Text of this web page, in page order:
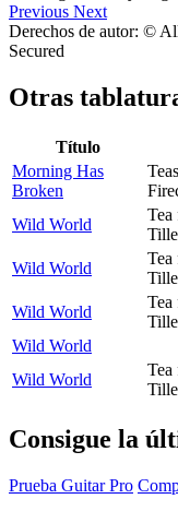
Previous Next
Derechos de autor: ©
Secured
Otras
Título
Morning Has
Broken
Wild World
Tea
Wild World
Tea
Wild World
Tea
Wild World
Wild World
Tea
Consigue la
Prueba Guitar Pro